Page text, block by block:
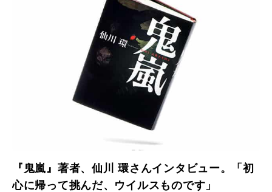
『鬼嵐』著者、仙川 環さんインタビュー。「初
心に帰って挑んだ、ウイルスものです」